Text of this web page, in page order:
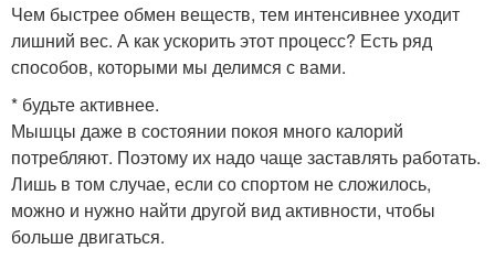
Чем быстрее обмен веществ, тем интенсивнее уходит
лишний вес. А как ускорить этот процесс? Есть ряд
способов, которыми мы делимся с вами.
* будьте активнее.
Мышцы даже в состоянии покоя много калорий
потребляют. Поэтому их надо чаще заставлять работать.
Лишь в том случае, если со спортом не сложилось,
можно и нужно найти другой вид активности, чтобы
больше двигаться.